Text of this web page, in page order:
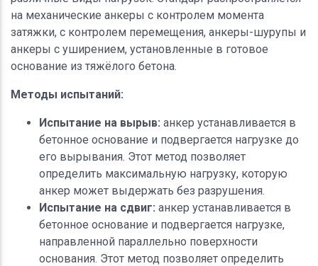
на механические анкеры с контролем момента
затяжки, с контролем перемещения, анкеры-шурупы и
анкеры с уширением, установленные в готовое
основание из тяжёлого бетона.
Методы испытаний:
Испытание на вырыв: анкер устанавливается в
бетонное основание и подвергается нагрузке до
его вырывания. Этот метод позволяет
определить максимальную нагрузку, которую
анкер может выдержать без разрушения.
Испытание на сдвиг: анкер устанавливается в
бетонное основание и подвергается нагрузке,
направленной параллельно поверхности
основания. Этот метод позволяет определить